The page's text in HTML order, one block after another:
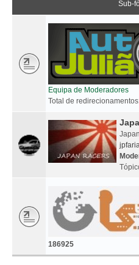
Sub-
Equipa de Moderadores
Total de
186925